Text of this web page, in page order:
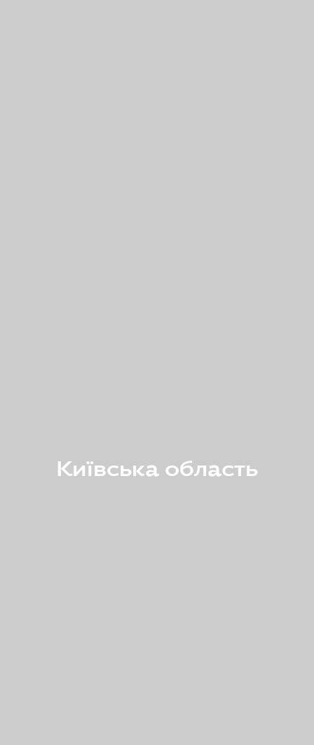
Київська область